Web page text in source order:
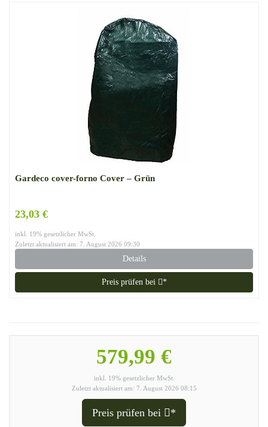
Gardeco cover-forno Cover – Grün
23,03 €
inkl. 19% gesetzlicher MwSt.
Zuletzt aktualisiert am: 7. August 2026 09:30
Details
Preis prüfen bei *
579,99 €
inkl. 19% gesetzlicher MwSt.
Zuletzt aktualisiert am: 7. August 2026 08:15
Preis prüfen bei *